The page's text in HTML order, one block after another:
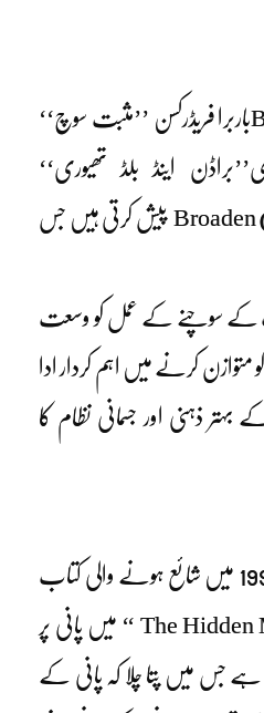
Barbara Fredricksonباربرا فریڈرکسن ’’مثبت سوچ‘‘
اینڈ بلڈ تھیوری‘‘
(Broaden (And Build Theory پیش کرتی ہیں جس
کے سوچنے کے عمل کو وسعت
متوازن کرنے میں اہم کردار ادا
بہتر ذہنی اور جسمانی نظام کا
مصنف ماسارو ایموتو نے 1992 میں شائع ہونے والی کتاب
’’The Hidden Messages in Water ‘‘ میں پانی پر
جس میں پتا چلا کہ پانی کے